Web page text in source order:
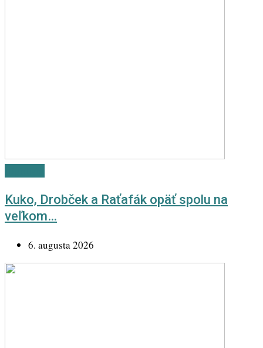
Kuko, Drobček a Raťafák opäť spolu na
veľkom…
6. augusta 2026